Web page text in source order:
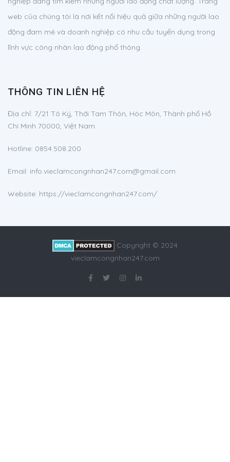
web của chúng tôi là nơi kết nối hiệu quả giữa những người lao
động đam mê và doanh nghiệp có nhu cầu tuyển dụng trong
lĩnh vực công nhân lao động phổ thông.
THÔNG TIN LIÊN HỆ
Địa chỉ: 7/21 Tô Ký, Thới Tam Thôn, Hóc Môn, Thành phố Hồ
Chí Minh 70000, Việt Nam
Hotline: 0854.508.200
Email: info.vieclamcongnhan247.com@gmail.com
Website: https://vieclamcongnhan247.com/
Copyright © 2024
vieclamcongnhan247.com